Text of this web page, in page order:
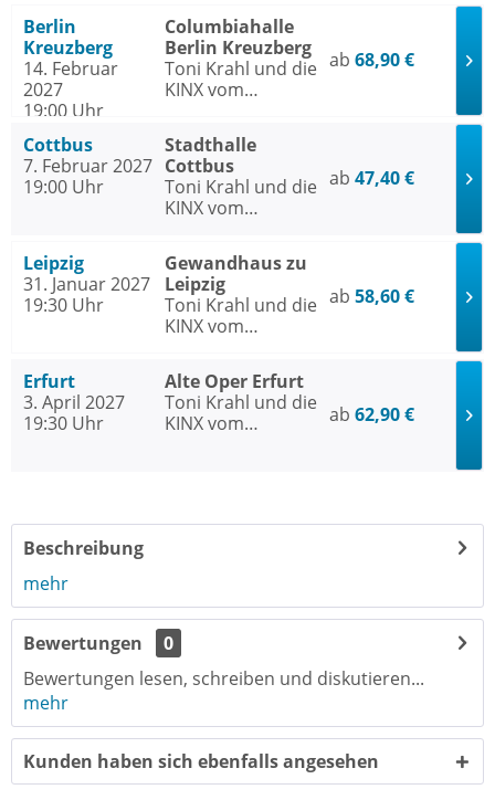
Tour 2027
Berlin
Kreuzberg
14. Februar
2027
19:00 Uhr
Columbiahalle
Berlin Kreuzberg
Toni Krahl und die
KINX vom
Tour 2027
ab 68,90 €
Cottbus
7. Februar 2027
19:00 Uhr
Stadthalle
Cottbus
Toni Krahl und die
KINX vom
Tour 2027
ab 47,40 €
Leipzig
31. Januar 2027
19:30 Uhr
Gewandhaus zu
Leipzig
Toni Krahl und die
KINX vom
Tour 2027
ab 58,60 €
Erfurt
3. April 2027
19:30 Uhr
Alte Oper Erfurt
Toni Krahl und die
KINX vom
ab 62,90 €
Beschreibung
mehr
Bewertungen
0
Bewertungen lesen, schreiben und diskutieren...
mehr
Kunden haben sich ebenfalls angesehen